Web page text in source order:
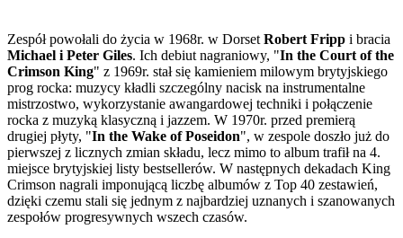
Zespół powołali do życia w 1968r. w Dorset Robert Fripp i bracia
Michael i Peter Giles. Ich debiut nagraniowy, "In the Court of the
Crimson King" z 1969r. stał się kamieniem milowym brytyjskiego
prog rocka: muzycy kładli szczególny nacisk na instrumentalne
mistrzostwo, wykorzystanie awangardowej techniki i połączenie
rocka z muzyką klasyczną i jazzem. W 1970r. przed premierą
drugiej płyty, "In the Wake of Poseidon", w zespole doszło już do
pierwszej z licznych zmian składu, lecz mimo to album trafił na 4.
miejsce brytyjskiej listy bestsellerów. W następnych dekadach King
Crimson nagrali imponującą liczbę albumów z Top 40 zestawień,
dzięki czemu stali się jednym z najbardziej uznanych i szanowanych
zespołów progresywnych wszech czasów.